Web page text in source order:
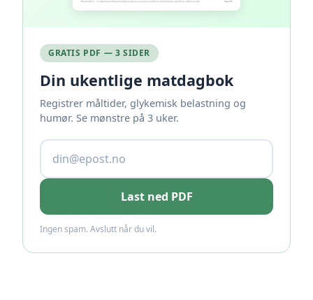
GRATIS PDF — 3 SIDER
Din ukentlige matdagbok
Registrer måltider, glykemisk belastning og
humør. Se mønstre på 3 uker.
Last ned PDF
Ingen spam. Avslutt når du vil.